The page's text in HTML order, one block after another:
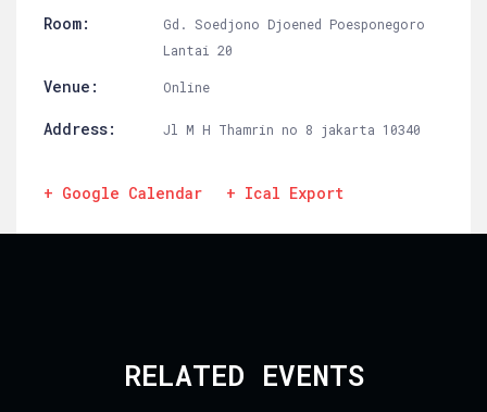
Room:
Gd. Soedjono Djoened Poesponegoro
Lantai 20
Venue: Online
Address: Jl M H Thamrin no 8 jakarta 10340
+ Google Calendar + Ical Export
RELATED EVENTS